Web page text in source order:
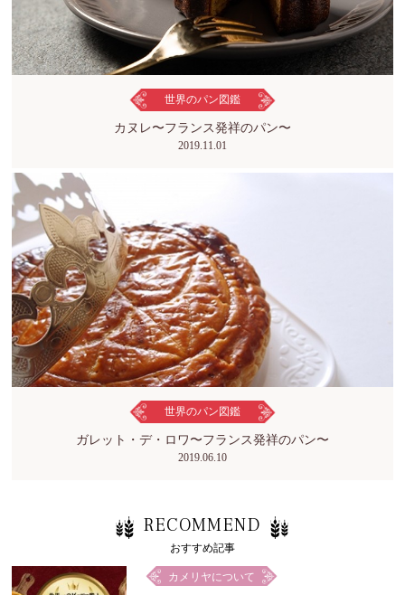
世界のパン図鑑
カヌレ〜フランス発祥のパン〜
2019.11.01
世界のパン図鑑
ガレット・デ・ロワ〜フランス発祥のパン〜
2019.06.10
RECOMMEND
おすすめ記事
カメリヤについて